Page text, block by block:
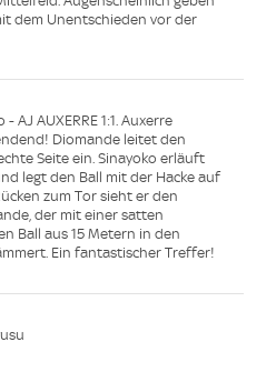
dem Unentschieden vor der
AJ AUXERRE 1:1. Auxerre
Diomande leitet den
Seite ein. Sinayoko erläuft
legt den Ball mit der Hacke auf
zum Tor sieht er den
der mit einer satten
Ball aus 15 Metern in den
Ein fantastischer Treffer!